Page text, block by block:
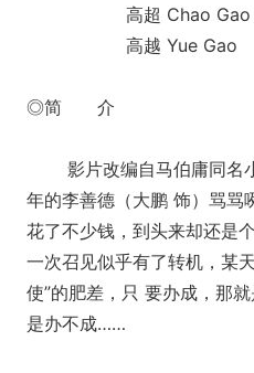
高超 Chao Gao
高越 Yue Gao
◎简 介
影片改编自马伯庸同名
年的李善德（大鹏 饰）骂骂
花了不少钱，到头来却还是
一次召见似乎有了转机，某
使”的肥差，只 要办成，那
是办不成……